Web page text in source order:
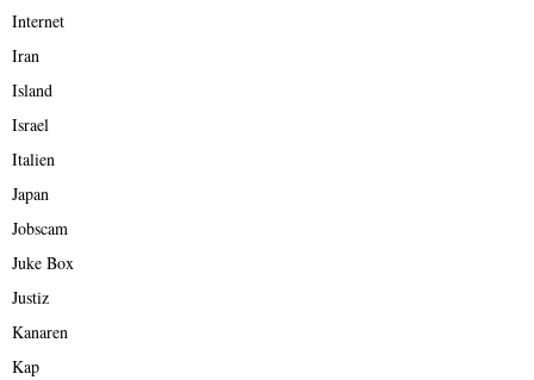
Internet
Iran
Island
Israel
Italien
Japan
Jobscam
Juke Box
Justiz
Kanaren
Kap